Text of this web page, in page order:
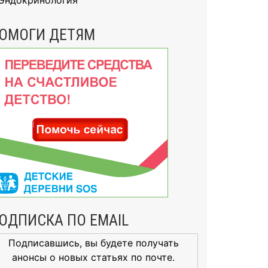
ДЕТЯМ
ПО EMAIL
Подписавшись, вы будете получать
анонсы о новых статьях по почте.